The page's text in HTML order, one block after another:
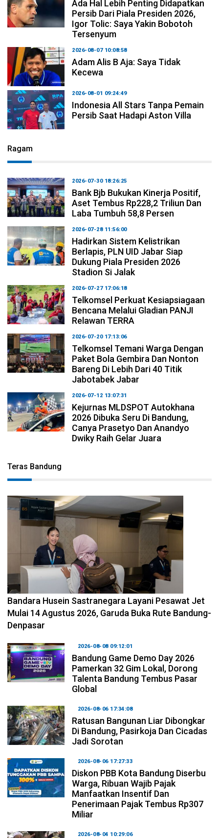
Ada Hal Lebih Penting Didapatkan
Persib Dari Piala Presiden 2026,
Igor Tolic: Saya Yakin Bobotoh
Tersenyum
2026-08-07 10:08:58
Adam Alis B Aja: Saya Tidak
Kecewa
2026-08-01 09:24:49
Indonesia All Stars Tanpa Pemain
Persib Saat Hadapi Aston Villa
Ragam
2026-07-30 18:26:25
Bank Bjb Bukukan Kinerja Positif,
Aset Tembus Rp228,2 Triliun Dan
Laba Tumbuh 58,8 Persen
2026-07-28 11:56:00
Hadirkan Sistem Kelistrikan
Berlapis, PLN UID Jabar Siap
Dukung Piala Presiden 2026
Stadion Si Jalak
2026-07-27 17:06:18
Telkomsel Perkuat Kesiapsiagaan
Bencana Melalui Gladian PANJI
Relawan TERRA
2026-07-20 17:13:06
Telkomsel Temani Warga Dengan
Paket Bola Gembira Dan Nonton
Bareng Di Lebih Dari 40 Titik
Jabotabek Jabar
2026-07-12 13:07:31
Kejurnas MLDSPOT Autokhana
2026 Dibuka Seru Di Bandung,
Canya Prasetyo Dan Anandyo
Dwiky Raih Gelar Juara
Teras Bandung
2026-08-08 11:12:29
Bandara Husein Sastranegara Layani Pesawat Jet
Mulai 14 Agustus 2026, Garuda Buka Rute Bandung-
Denpasar
2026-08-08 09:12:01
Bandung Game Demo Day 2026
Pamerkan 32 Gim Lokal, Dorong
Talenta Bandung Tembus Pasar
Global
2026-08-06 17:34:08
Ratusan Bangunan Liar Dibongkar
Di Bandung, Pasirkoja Dan Cicadas
Jadi Sorotan
2026-08-06 17:27:33
Diskon PBB Kota Bandung Diserbu
Warga, Ribuan Wajib Pajak
Manfaatkan Insentif Dan
Penerimaan Pajak Tembus Rp307
Miliar
2026-08-04 10:29:06